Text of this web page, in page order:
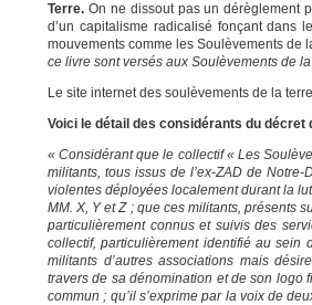
Terre. On ne dissout pas un dérèglement
d’un capitalisme radicalisé fonçant dans
mouvements comme les Soulèvements de
ce livre sont versés aux Soulèvements de la
Le site internet des soulèvements de la
Voici le détail des considérants du décret
« Considérant que le collectif « Les
militants, tous issus de l’ex-ZAD de
violentes déployées localement durant la
MM. X, Y et Z ; que ces militants, présents
particulièrement connus et suivis des
collectif, particulièrement identifié au sein
militants d’autres associations mais
travers de sa dénomination et de son logo
commun ; qu’il s’exprime par la voix de